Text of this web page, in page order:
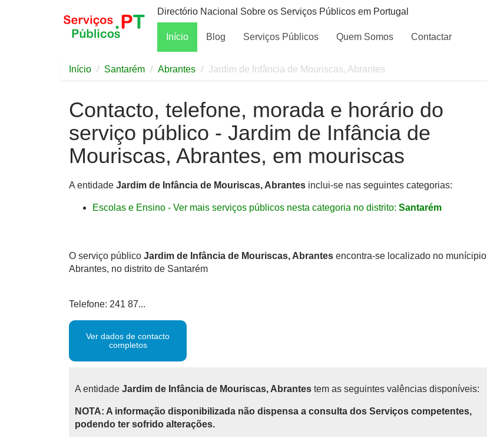
Directório Nacional Sobre os Serviços Públicos em Portugal
Início Blog Serviços Públicos Quem Somos Contactar
Início Santarém Abrantes Jardim de Infância de Mouriscas, Abrantes
Contacto, telefone, morada e horário do
serviço público - Jardim de Infância de
Mouriscas, Abrantes, em mouriscas
A entidade Jardim de Infância de Mouriscas, Abrantes inclui-se nas seguintes categorias:
Escolas e Ensino - Ver mais serviços públicos nesta categoria no distrito: Santarém
O serviço público Jardim de Infância de Mouriscas, Abrantes encontra-se localizado no munícipio
Abrantes, no distrito de Santarém
Telefone: 241 87...
Ver dados de contacto
completos
A entidade Jardim de Infância de Mouriscas, Abrantes tem as seguintes valências disponíveis:
NOTA: A informação disponibilizada não dispensa a consulta dos Serviços competentes,
podendo ter sofrido alterações.